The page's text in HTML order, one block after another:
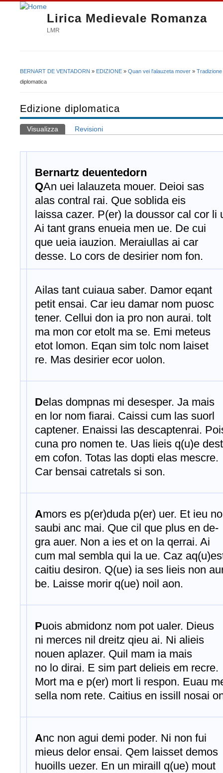
Lirica Medievale Romanza
LMR
Tu sei qui
BERNART DE VENTADORN » EDIZIONE » Quan vei l'alauzeta mover »
diplomatica
Edizione diplomatica
Schede primarie
Visualizza (scheda attiva)
Revisioni
Bernartz deuentedorn
QAn uei lalauzeta mouer. Deioi sas
alas contral rai. Que soblida eis
laissa cazer. P(er) la doussor cal cor li
Ai tant grans enueia men ue. De cui
que ueia iauzion. Meraiullas ai car
desse. Lo cors de desirier nom fon.
Ailas tant cuiaua saber. Damor eqant
petit ensai. Car ieu damar nom puosc
tener. Cellui don ia pro non aurai. tolt
ma mon cor etolt ma se. Emi meteus
etot lomon. Eqan sim tolc nom laiset
re. Mas desirier ecor uolon.
Delas dompnas mi desesper. Ja mais
en lor nom fiarai. Caissi cum las suorl
captener. Enaissi las descaptenrai.
cuna pro nomen te. Uas lieis q(u)e
em cofon. Totas las dopti elas mescre.
Car bensai catretals si son.
Amors es p(er)duda p(er) uer. Et ieu
saubi anc mai. Que cil que plus en de-
gra auer. Non a ies et on la qerrai. Ai
cum mal sembla qui la ue. Caz
caitiu desiron. Q(ue) ia ses lieis non
be. Laisse morir q(ue) noil aon.
Puois abmidonz nom pot ualer. Dieus
ni merces nil dreitz qieu ai. Ni alieis
nouen aplazer. Quil mam ia mais
no lo dirai. E sim part delieis em recre.
Mort ma e p(er) mort li respon. Euau
sella nom rete. Caitius en issill nosai
Anc non agui demi poder. Ni non fui
mieus delor ensai. Qem laisset demos
huoills uezer. En un miraill q(ue) mout